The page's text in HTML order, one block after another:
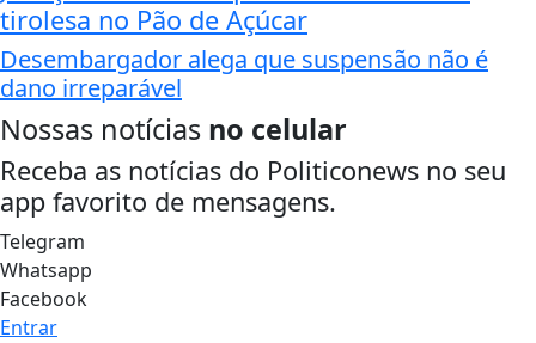
tirolesa no Pão de Açúcar
Desembargador alega que suspensão não é
dano irreparável
Nossas notícias no celular
Receba as notícias do Politiconews no seu
app favorito de mensagens.
Telegram
Whatsapp
Facebook
Entrar